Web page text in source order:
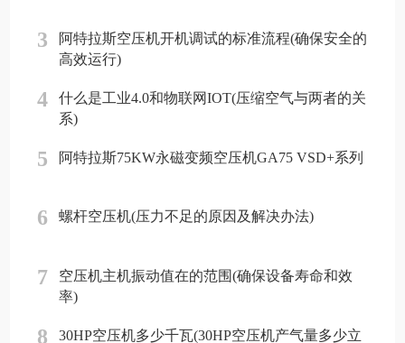
3
阿特拉斯空压机开机调试的标准流程(确保安全的
高效运行)
4
什么是工业4.0和物联网IOT(压缩空气与两者的关
系)
5 阿特拉斯75KW永磁变频空压机GA75 VSD+系列
6 螺杆空压机(压力不足的原因及解决办法)
7
空压机主机振动值在的范围(确保设备寿命和效
率)
8 30HP空压机多少千瓦(30HP空压机产气量多少立